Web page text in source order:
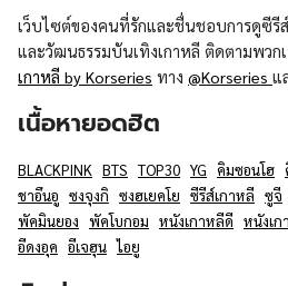
เว็บไซต์ของคนที่รักและชื่นชอบการดูซีรี
และวัฒนธรรมบันเทิงเกาหลี ติดตามพวก
เกาหลี by Korseries ทาง @Korseries แ
เนื้อหายอดฮิต
BLACKPINK BTS TOP30 YG คิมซอนโฮ
ชาอึนอู ซงจุงกิ ซงฮเยคโย ซีรีส์เกาหลี ซูจี
พัคมินยอง พัคโบกอม หนังเกาหลีดี หนังเ
อีดงอุค อีเจฮุน ไอยู